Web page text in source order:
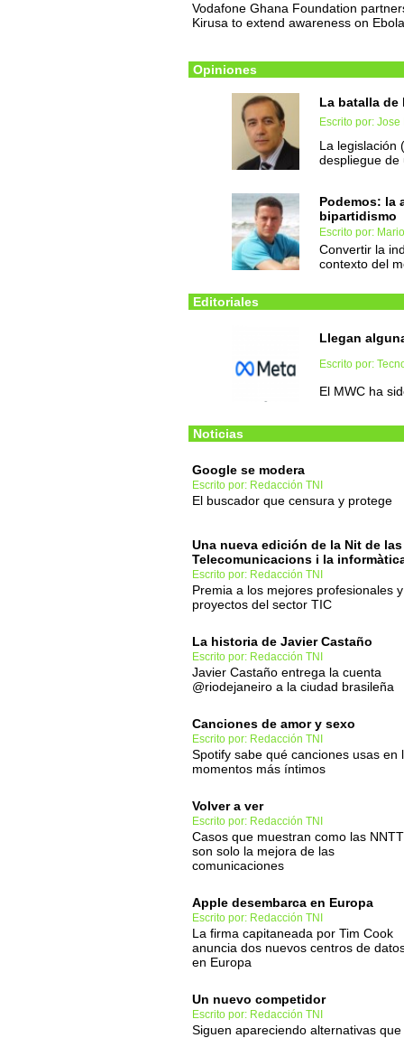
Vodafone Ghana Foundation
Kirusa to extend awareness on Ebola
Opiniones
La batalla de
Escrito por:
La legislación
despliegue de
Podemos: la
bipartidismo
Escrito por:
Convertir la
contexto del
Editoriales
Llegan
Escrito por:
El MWC ha
Noticias
Google se modera
Escrito por: Redacción TNI
El buscador que censura y protege
Una nueva edición de la Nit de las
Telecomunicacions i la
Escrito por: Redacción TNI
Premia a los mejores profesionales y
proyectos del sector TIC
La historia de Javier Castaño
Escrito por: Redacción TNI
Javier Castaño entrega la cuenta
@riodejaneiro a la ciudad brasileña
Canciones de amor y sexo
Escrito por: Redacción TNI
Spotify sabe qué canciones usas en
momentos más íntimos
Volver a ver
Escrito por: Redacción TNI
Casos que muestran como las
son solo la mejora de las
comunicaciones
Apple desembarca en Europa
Escrito por: Redacción TNI
La firma capitaneada por Tim Cook
anuncia dos nuevos centros de
en Europa
Un nuevo competidor
Escrito por: Redacción TNI
Siguen apareciendo alternativas que